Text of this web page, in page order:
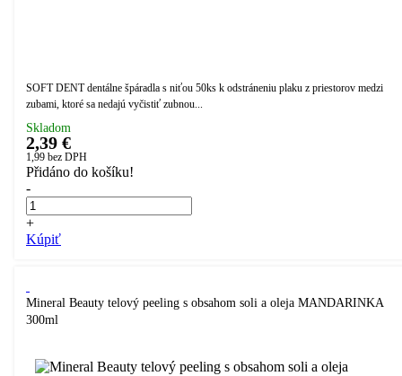
SOFT DENT dentálne špáradla s niťou 50ks k odstráneniu plaku z priestorov medzi
zubami, ktoré sa nedajú vyčistiť zubnou...
Skladom
2,39 €
1,99 bez DPH
Přidáno do košíku!
-
+
Kúpiť
Mineral Beauty telový peeling s obsahom soli a oleja MANDARINKA
300ml